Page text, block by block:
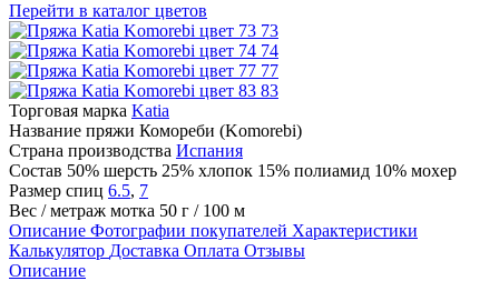
Перейти в каталог цветов
73
74
77
83
Торговая марка Katia
Название пряжи Комореби (Komorebi)
Страна производства Испания
Состав 50% шерсть 25% хлопок 15% полиамид 10% мохер
Размер спиц 6.5, 7
Вес / метраж мотка 50 г / 100 м
Описание Фотографии покупателей Характеристики
Калькулятор Доставка Оплата Отзывы
Описание